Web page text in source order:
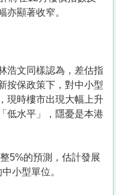
亦顯著收窄。
浩文同樣認為，差估指
按保政策下，對中小型
現時樓市出現大幅上升
低水平」，隱憂是本港
5%的預測，估計發展
小型單位。